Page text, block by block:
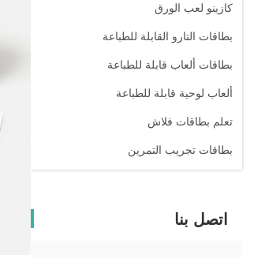
كازينو لعب الورق
بطاقات التارو القابلة للطباعة
بطاقات ألعاب قابلة للطباعة
ألعاب لوحية قابلة للطباعة
تعلم بطاقات فلاش
بطاقات تجريب التمرين
اتصل بنا